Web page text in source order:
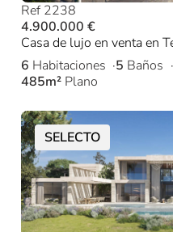
Ref 2238
4.900.000 €
Casa de lujo en venta en
6 Habitaciones 5 Baños
485m² Plano
SELECTO